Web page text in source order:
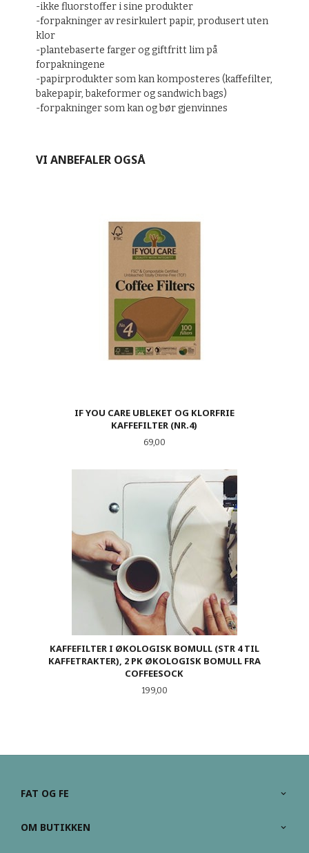
-ikke fluorstoffer i sine produkter
-forpakninger av resirkulert papir, produsert uten
klor
-plantebaserte farger og giftfritt lim på
forpakningene
-papirprodukter som kan komposteres (kaffefilter,
bakepapir, bakeformer og sandwich bags)
-forpakninger som kan og bør gjenvinnes
VI ANBEFALER OGSÅ
IF YOU CARE UBLEKET OG KLORFRIE
KAFFEFILTER (NR.4)
Pris
69,00
KAFFEFILTER I ØKOLOGISK BOMULL (STR 4 TIL
KAFFETRAKTER), 2 PK ØKOLOGISK BOMULL FRA
COFFEESOCK
Pris
199,00
FAT OG FE
OM BUTIKKEN